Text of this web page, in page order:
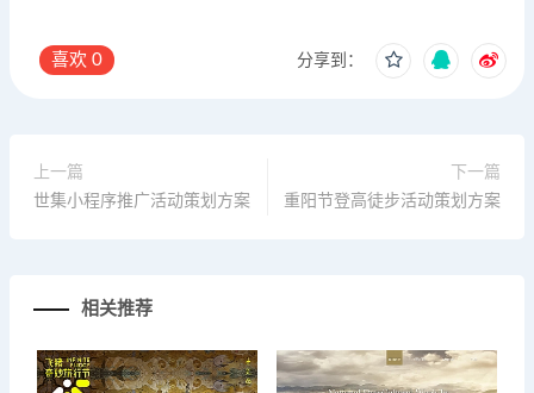
喜欢 0 分享到：
上一篇
世集小程序推广活动策划方案
下一篇
重阳节登高徒步活动策划方案
相关推荐